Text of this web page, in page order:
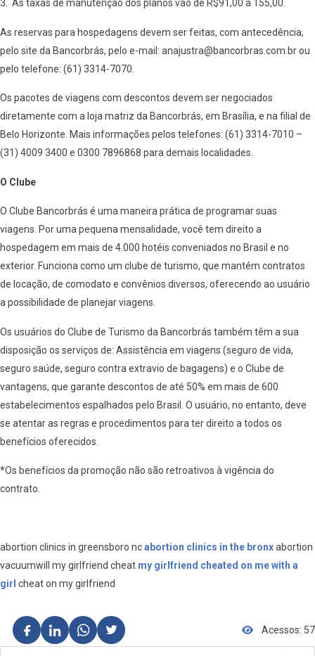
3. As taxas de manutenção dos planos vão de R$91,00 à 155,00.
As reservas para hospedagens devem ser feitas, com antecedência,
pelo site da Bancorbrás, pelo e-mail: anajustra@bancorbras.com.br ou
pelo telefone: (61) 3314-7070.
Os pacotes de viagens com descontos devem ser negociados
diretamente com a loja matriz da Bancorbrás, em Brasília, e na filial de
Belo Horizonte. Mais informações pelos telefones: (61) 3314-7010 –
(31) 4009 3400 e 0300 7896868 para demais localidades.
O Clube
O Clube Bancorbrás é uma maneira prática de programar suas
viagens. Por uma pequena mensalidade, você tem direito a
hospedagem em mais de 4.000 hotéis conveniados no Brasil e no
exterior. Funciona como um clube de turismo, que mantém contratos
de locação, de comodato e convênios diversos, oferecendo ao usuário
a possibilidade de planejar viagens.
Os usuários do Clube de Turismo da Bancorbrás também têm a sua
disposição os serviços de: Assistência em viagens (seguro de vida,
seguro saúde, seguro contra extravio de bagagens) e o Clube de
vantagens, que garante descontos de até 50% em mais de 600
estabelecimentos espalhados pelo Brasil. O usuário, no entanto, deve
se atentar as regras e procedimentos para ter direito a todos os
benefícios oferecidos.
*Os benefícios da promoção não são retroativos à vigência do
contrato.
abortion clinics in greensboro ncabortion clinics in the bronxabortion
vacuumwill my girlfriend cheat my girlfriend cheated on me with a
girl cheat on my girlfriend
Acessos: 57